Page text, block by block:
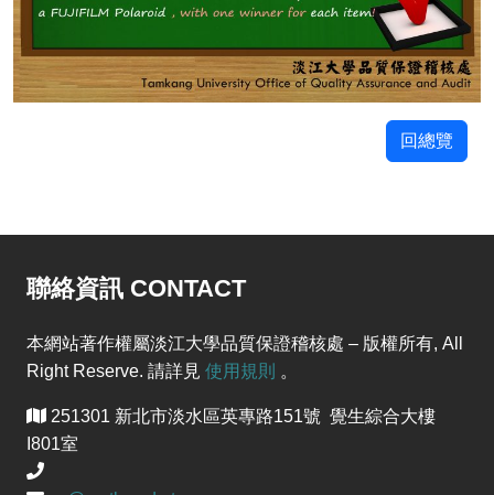
回總覽
聯絡資訊 CONTACT
本網站著作權屬淡江大學品質保證稽核處 – 版權所有, All
Right Reserve. 請詳見 使用規則 。
251301 新北市淡水區英專路151號 覺生綜合大樓
I801室